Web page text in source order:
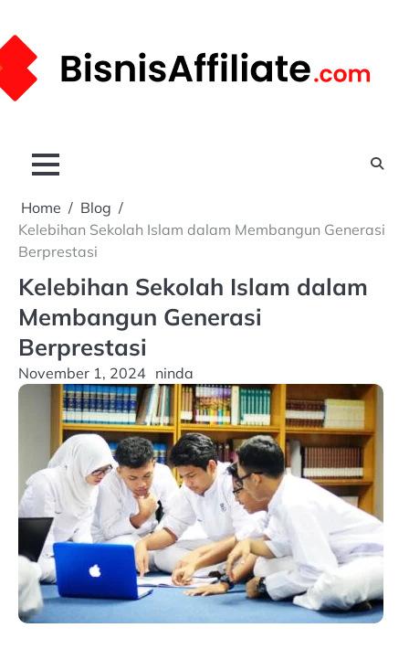
to
content
Home
Blog
Kelebihan Sekolah Islam dalam Membangun Generasi
Berprestasi
Kelebihan Sekolah Islam dalam
Membangun Generasi
Berprestasi
November 1, 2024 ninda